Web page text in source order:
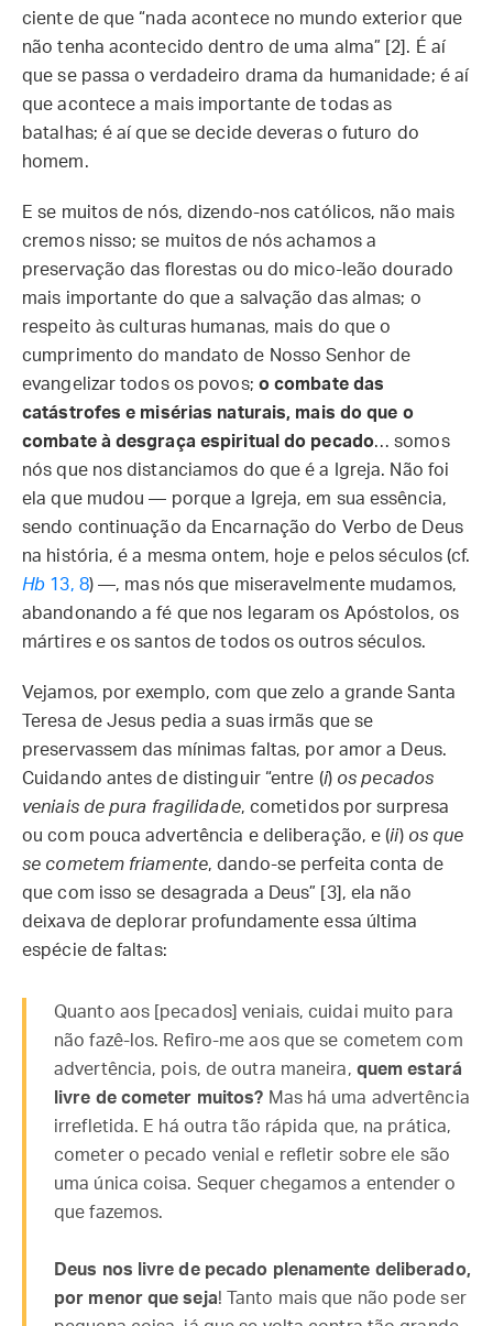
ciente de que “nada acontece no mundo exterior que
não tenha acontecido dentro de uma alma” [2]. É aí
que se passa o verdadeiro drama da humanidade; é aí
que acontece a mais importante de todas as
batalhas; é aí que se decide deveras o futuro do
homem.
E se muitos de nós, dizendo-nos católicos, não mais
cremos nisso; se muitos de nós achamos a
preservação das florestas ou do mico-leão dourado
mais importante do que a salvação das almas; o
respeito às culturas humanas, mais do que o
cumprimento do mandato de Nosso Senhor de
evangelizar todos os povos; o combate das
catástrofes e misérias naturais, mais do que o
combate à desgraça espiritual do pecado… somos
nós que nos distanciamos do que é a Igreja. Não foi
ela que mudou — porque a Igreja, em sua essência,
sendo continuação da Encarnação do Verbo de Deus
na história, é a mesma ontem, hoje e pelos séculos (cf.
Hb 13, 8) —, mas nós que miseravelmente mudamos,
abandonando a fé que nos legaram os Apóstolos, os
mártires e os santos de todos os outros séculos.
Vejamos, por exemplo, com que zelo a grande Santa
Teresa de Jesus pedia a suas irmãs que se
preservassem das mínimas faltas, por amor a Deus.
Cuidando antes de distinguir “entre (i) os pecados
veniais de pura fragilidade, cometidos por surpresa
ou com pouca advertência e deliberação, e (ii) os que
se cometem friamente, dando-se perfeita conta de
que com isso se desagrada a Deus” [3], ela não
deixava de deplorar profundamente essa última
espécie de faltas:
Quanto aos [pecados] veniais, cuidai muito para
não fazê-los. Refiro-me aos que se cometem com
advertência, pois, de outra maneira, quem estará
livre de cometer muitos? Mas há uma advertência
irrefletida. E há outra tão rápida que, na prática,
cometer o pecado venial e refletir sobre ele são
uma única coisa. Sequer chegamos a entender o
que fazemos.
Deus nos livre de pecado plenamente deliberado,
por menor que seja! Tanto mais que não pode ser